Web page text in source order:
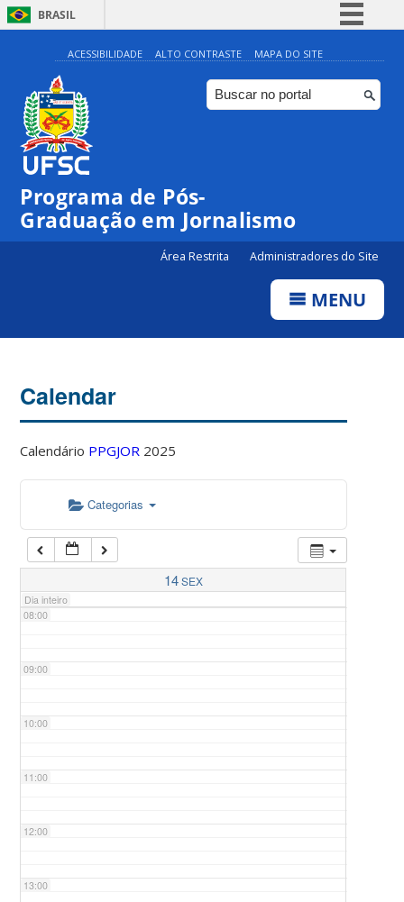
BRASIL
Simplifique!
Comunica BR
Participe
ACESSIBILIDADE ALTO CONTRASTE MAPA DO SITE
Programa de Pós-
Graduação em Jornalismo
Área Restrita Administradores do Site
MENU
Calendar
Calendário PPGJOR 2025
Categorias
14SEX
Dia inteiro
04:00
05:00
07:00
08:00
09:00
10:00
11:00
12:00
13:00